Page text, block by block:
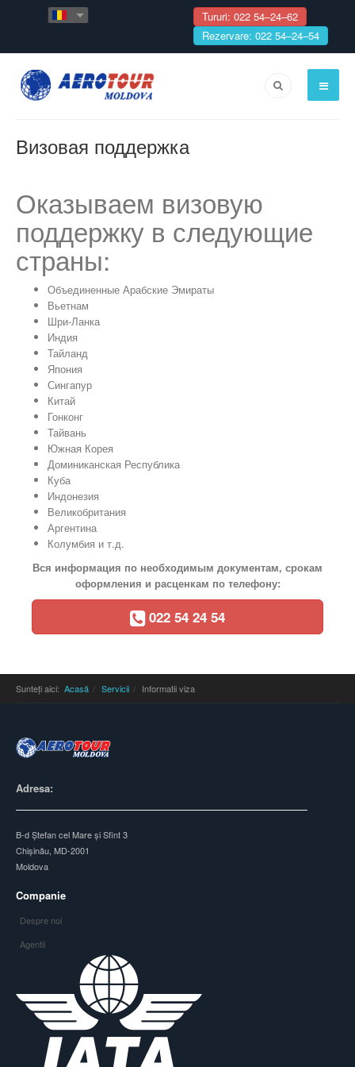
Tururi: 022 54–24–62
Rezervare: 022 54–24–54
Визовая поддержка
Оказываем визовую
поддержку в следующие
страны:
Объединенные Арабские Эмираты
Вьетнам
Шри-Ланка
Индия
Тайланд
Япония
Сингапур
Китай
Гонконг
Тайвань
Южная Корея
Доминиканская Республика
Куба
Индонезия
Великобритания
Аргентина
Колумбия и т.д.
Вся информация по необходимым документам, срокам
оформления и расценкам по телефону:
022 54 24 54
Sunteți aici: Acasă Servicii Informatii viza
Adresa:
B-d Ștefan cel Mare și Sfînt 3
Chișinău, MD-2001
Moldova
Companie
Despre noi
Agentii